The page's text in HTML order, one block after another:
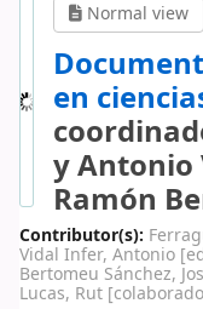
Normal view
en
y Antonio
Ramón
Contributor(s):
Vidal Infer, Antonio
Bertomeu Sánchez,
Lucas, Rut